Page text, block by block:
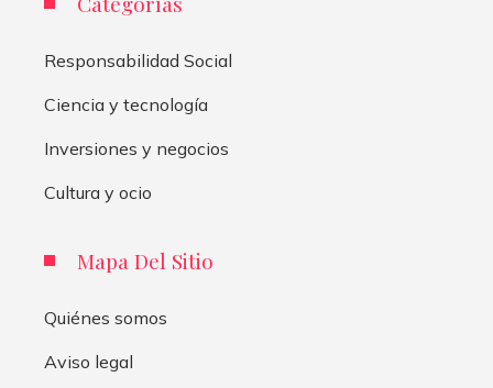
Responsabilidad Social
Ciencia y tecnología
Inversiones y negocios
Cultura y ocio
Mapa Del Sitio
Quiénes somos
Aviso legal